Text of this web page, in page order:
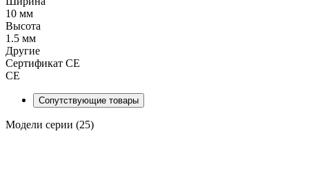
10 мм
Высота
1.5 мм
Другие
Сертификат CE
CE
Сопутствующие товары
Модели серии (25)